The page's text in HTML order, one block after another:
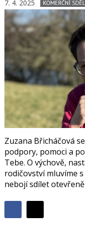
7. 4. 2025
Zuzana Břicháčová
podpory, pomoci a
Tebe. O výchově,
rodičovství mluvíme
nebojí sdílet
Sdílet
Sdílejte